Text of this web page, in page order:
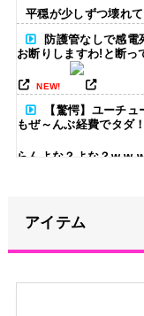
平穏が少しずつ壊れて
防護管なしで感電
お断りしますわ!と断っ
NEW!
【驚愕】ユーチ
もぜ～んぶ経費でタダ
らんよな？よな？w w
夫は毎月会いに来る」
【画像】板野友美
アイテム